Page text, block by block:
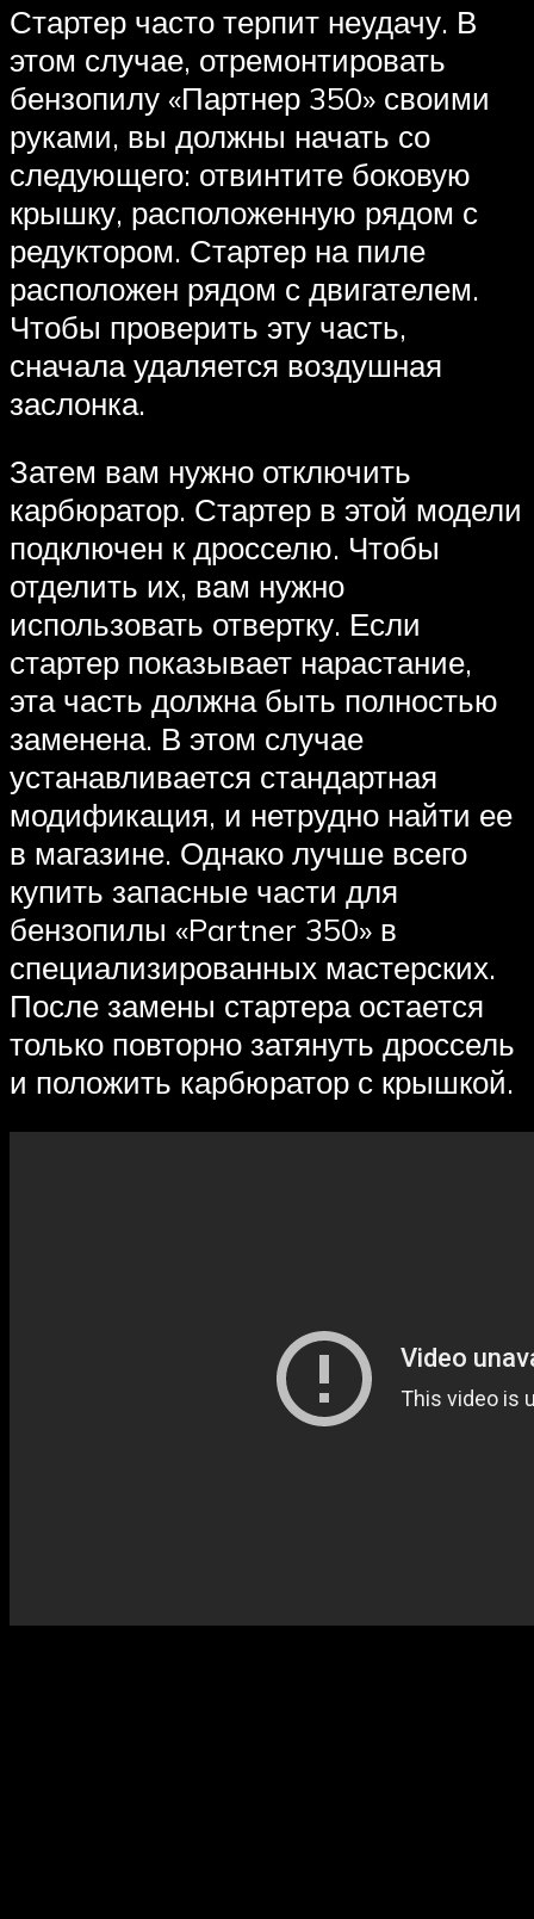
Стартер часто терпит неудачу. В
этом случае, отремонтировать
бензопилу «Партнер 350» своими
руками, вы должны начать со
следующего: отвинтите боковую
крышку, расположенную рядом с
редуктором. Стартер на пиле
расположен рядом с двигателем.
Чтобы проверить эту часть,
сначала удаляется воздушная
заслонка.
Затем вам нужно отключить
карбюратор. Стартер в этой модели
подключен к дросселю. Чтобы
отделить их, вам нужно
использовать отвертку. Если
стартер показывает нарастание,
эта часть должна быть полностью
заменена. В этом случае
устанавливается стандартная
модификация, и нетрудно найти ее
в магазине. Однако лучше всего
купить запасные части для
бензопилы «Partner 350» в
специализированных мастерских.
После замены стартера остается
только повторно затянуть дроссель
и положить карбюратор с крышкой.